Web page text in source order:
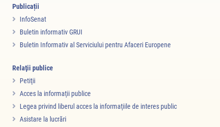
Publicații
InfoSenat
Buletin informativ GRUI
Buletin Informativ al Serviciului pentru Afaceri Europene
Relaţii publice
Petiţii
Acces la informaţii publice
Legea privind liberul acces la informaţiile de interes public
Asistare la lucrări